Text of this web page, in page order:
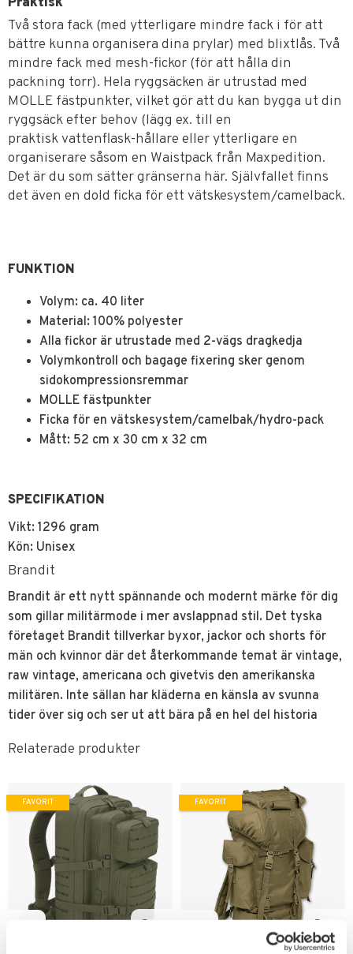
Två stora fack (med ytterligare mindre fack i för att
bättre kunna organisera dina prylar) med blixtlås. Två
mindre fack med mesh-fickor (för att hålla din
packning torr). Hela ryggsäcken är utrustad med
MOLLE fästpunkter, vilket gör att du kan bygga ut din
ryggsäck efter behov (lägg ex. till en
praktisk vattenflask-hållare eller ytterligare en
organiserare såsom en Waistpack från Maxpedition.
Det är du som sätter gränserna här. Självfallet finns
det även en dold ficka för ett vätskesystem/camelback.
FUNKTION
Volym: ca. 40 liter
Material: 100% polyester
Alla fickor är utrustade med 2-vägs dragkedja
Volymkontroll och bagage fixering sker genom
sidokompressionsremmar
MOLLE fästpunkter
Ficka för en vätskesystem/camelbak/hydro-pack
Mått: 52 cm x 30 cm x 32 cm
SPECIFIKATION
Vikt: 1296 gram
Kön: Unisex
Brandit
Brandit är ett nytt spännande och modernt märke för dig
som gillar militärmode i mer avslappnad stil. Det tyska
företaget Brandit tillverkar byxor, jackor och shorts för
män och kvinnor där det återkommande temat är vintage,
raw vintage, americana och givetvis den amerikanska
militären. Inte sällan har kläderna en känsla av svunna
tider över sig och ser ut att bära på en hel del historia
Relaterade produkter
FAVORIT
Lägg till i favoriter
FAVORIT